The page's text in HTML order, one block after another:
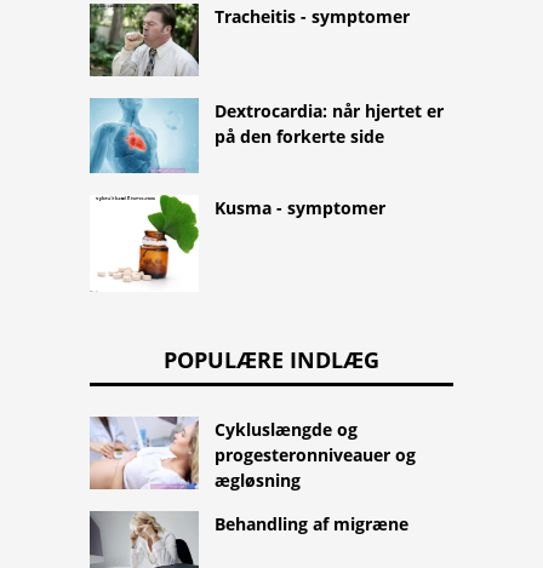
Tracheitis - symptomer
Dextrocardia: når hjertet er
på den forkerte side
Kusma - symptomer
POPULÆRE INDLÆG
Cykluslængde og
progesteronniveauer og
ægløsning
Behandling af migræne